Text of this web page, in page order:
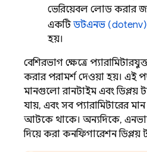
ভেরিয়েবল লোড করার
একটিডটএনভ (dotenv)
হয়।
বেশিরভাগ ক্ষেত্রে
করার পরামর্শ দেওয়া হয়। এই
মানগুলো রানটাইম এবং ডিপ্লয়
যায়, এবং সব প্যারামিটারের
আটকে থাকে। অন্যদিকে,
দিয়ে করা কনফিগারেশন ডিপ্লয়